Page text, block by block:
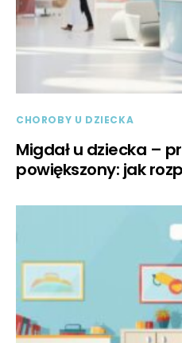
CHOROBY U DZIECKA
Migdał u dziecka –
powiększony: jak